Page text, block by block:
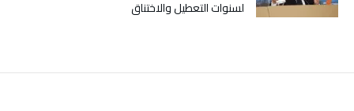
لسنوات التعطيل والاختناق